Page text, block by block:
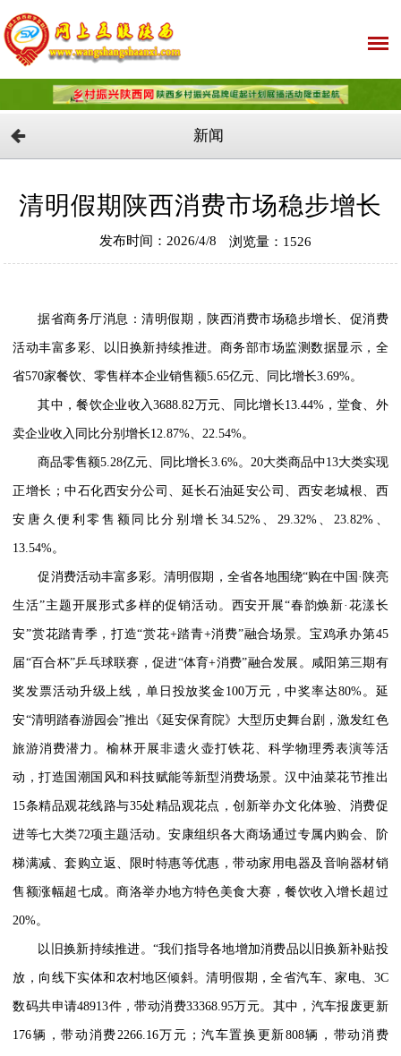
新闻
清明假期陕西消费市场稳步增长
发布时间：2026/4/8 浏览量：1526
据省商务厅消息：清明假期，陕西消费市场稳步增长、促消费
活动丰富多彩、以旧换新持续推进。商务部市场监测数据显示，全
省570家餐饮、零售样本企业销售额5.65亿元、同比增长3.69%。
其中，餐饮企业收入3688.82万元、同比增长13.44%，堂食、外
卖企业收入同比分别增长12.87%、22.54%。
商品零售额5.28亿元、同比增长3.6%。20大类商品中13大类实现
正增长；中石化西安分公司、延长石油延安公司、西安老城根、西
安唐久便利零售额同比分别增长34.52%、29.32%、23.82%、
13.54%。
促消费活动丰富多彩。清明假期，全省各地围绕“购在中国·陕亮
生活”主题开展形式多样的促销活动。西安开展“春韵焕新·花漾长
安”赏花踏青季，打造“赏花+踏青+消费”融合场景。宝鸡承办第45
届“百合杯”乒乓球联赛，促进“体育+消费”融合发展。咸阳第三期有
奖发票活动升级上线，单日投放奖金100万元，中奖率达80%。延
安“清明踏春游园会”推出《延安保育院》大型历史舞台剧，激发红色
旅游消费潜力。榆林开展非遗火壶打铁花、科学物理秀表演等活
动，打造国潮国风和科技赋能等新型消费场景。汉中油菜花节推出
15条精品观花线路与35处精品观花点，创新举办文化体验、消费促
进等七大类72项主题活动。安康组织各大商场通过专属内购会、阶
梯满减、套购立返、限时特惠等优惠，带动家用电器及音响器材销
售额涨幅超七成。商洛举办地方特色美食大赛，餐饮收入增长超过
20%。
以旧换新持续推进。“我们指导各地增加消费品以旧换新补贴投
放，向线下实体和农村地区倾斜。清明假期，全省汽车、家电、3C
数码共申请48913件，带动消费33368.95万元。其中，汽车报废更新
176辆，带动消费2266.16万元；汽车置换更新808辆，带动消费